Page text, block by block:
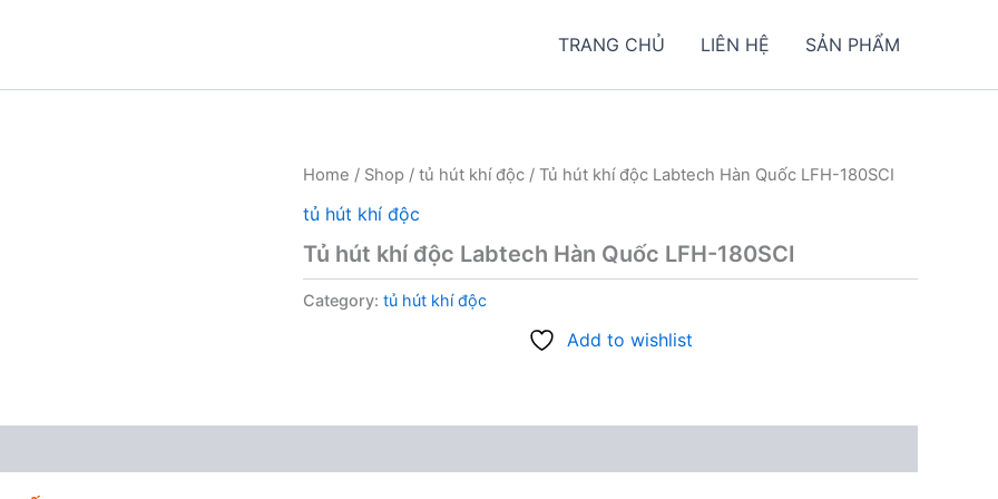
TRANG CHỦ LIÊN HỆ SẢN PHẨM
Home / Shop / tủ hút khí độc / Tủ hút khí độc Labtech Hàn Quốc LFH-180SCI
tủ hút khí độc
Tủ hút khí độc Labtech Hàn Quốc LFH-180SCI
Category: tủ hút khí độc
Add to wishlist